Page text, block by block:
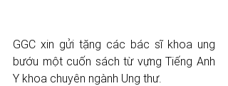
GGC xin gửi tặng các bác sĩ khoa ung
bướu một cuốn sách từ vựng Tiếng Anh
Y khoa chuyên ngành Ung thư.